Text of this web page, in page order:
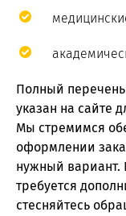
Полный
указан на сайте
Мы стремимся
оформлении
нужный вариант.
требуется
стесняйтесь